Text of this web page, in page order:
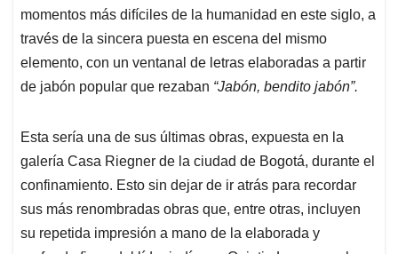
momentos más difíciles de la humanidad en este siglo, a
través de la sincera puesta en escena del mismo
elemento, con un ventanal de letras elaboradas a partir
de jabón popular que rezaban “Jabón, bendito jabón”.
Esta sería una de sus últimas obras, expuesta en la
galería Casa Riegner de la ciudad de Bogotá, durante el
confinamiento. Esto sin dejar de ir atrás para recordar
sus más renombradas obras que, entre otras, incluyen
su repetida impresión a mano de la elaborada y